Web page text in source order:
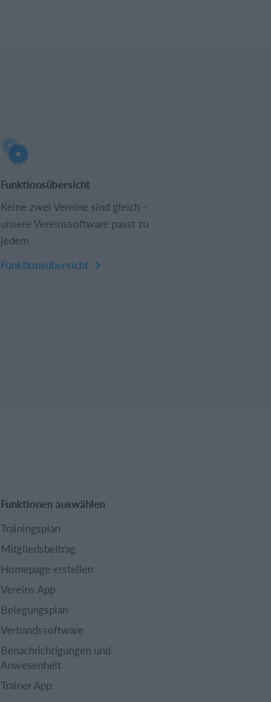
Funktionsübersicht
Keine zwei Vereine sind gleich -
unsere Vereinssoftware passt zu
jedem
Funktionsübersicht
Funktionen auswählen
Trainingsplan
Mitgliedsbeitrag
Homepage erstellen
Vereins App
Belegungsplan
Verbandssoftware
Benachrichtigungen und
Anwesenheit
Trainer App